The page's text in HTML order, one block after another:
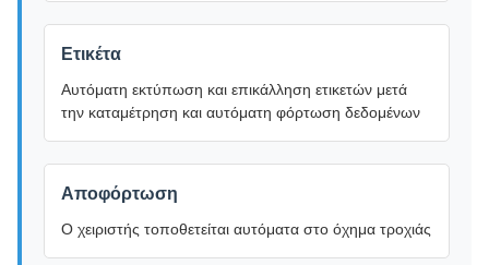
Ετικέτα
Αυτόματη εκτύπωση και επικάλληση ετικετών μετά
την καταμέτρηση και αυτόματη φόρτωση δεδομένων
Αποφόρτωση
Ο χειριστής τοποθετείται αυτόματα στο όχημα τροχιάς